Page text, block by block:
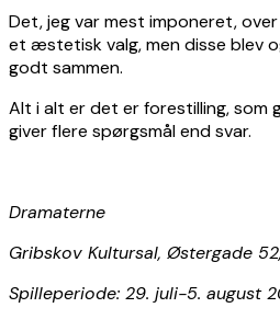
Det, jeg var mest imponeret,
et æstetisk valg, men disse blev
godt sammen.
Alt i alt er det er forestilling, som
giver flere spørgsmål end svar.
Dramaterne
Gribskov Kultursal, Østergade
Spilleperiode: 29. juli-5. august